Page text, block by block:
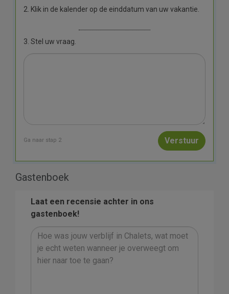
2. Klik in de kalender op de einddatum van uw vakantie.
3. Stel uw vraag.
Ga naar stap 2
Gastenboek
Laat een recensie achter in ons
gastenboek!